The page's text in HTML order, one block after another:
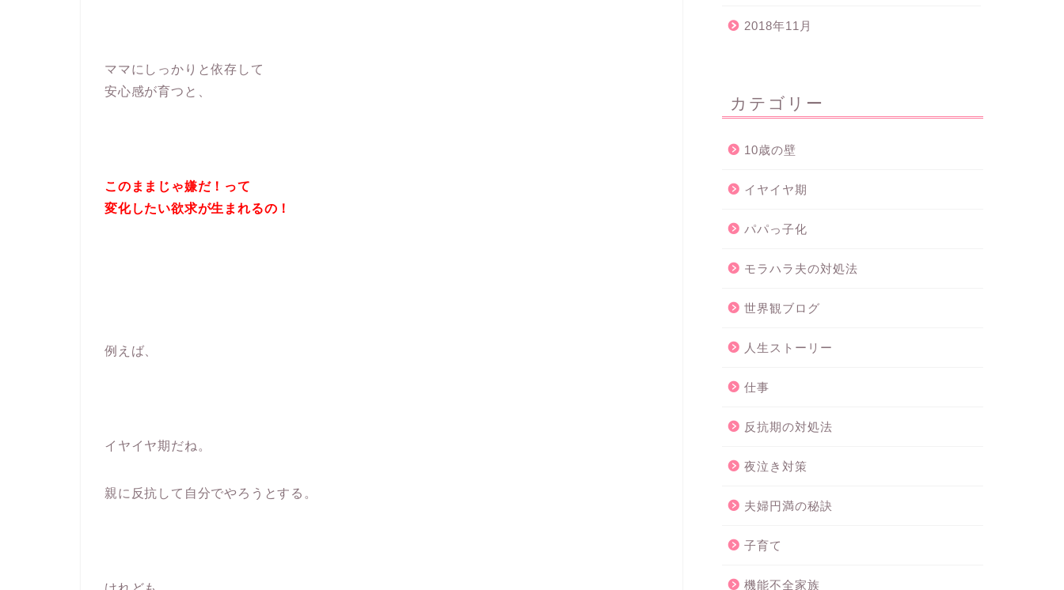
ママにしっかりと依存して
安心感が育つと、
このままじゃ嫌だ！って
変化したい欲求が生まれるの！
例えば、
イヤイヤ期だね。
親に反抗して自分でやろうとする。
2018年11月
カテゴリー
10歳の壁
イヤイヤ期
パパっ子化
モラハラ夫の対処法
世界観ブログ
人生ストーリー
仕事
反抗期の対処法
夜泣き対策
夫婦円満の秘訣
子育て
機能不全家族